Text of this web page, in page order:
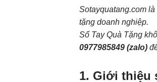
Sotayquatang.com
tặng doanh nghiệp.
Sổ Tay Quà Tặng
0977985849 (zalo)
1. Giới thiệu